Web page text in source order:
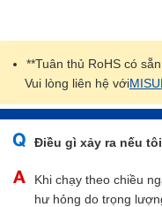
**Tuân thủ RoHS có
Vui lòng liên hệ với
Điều gì xảy ra nếu
Khi chạy theo chiều
hư hỏng do trọng